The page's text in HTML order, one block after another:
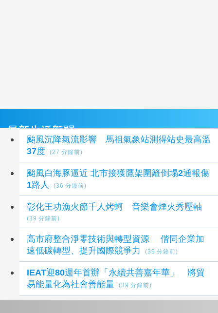
最新生活新聞
颱風沉降氣流影響 馬祖氣象站測得站史最高溫
37度
(27 分鐘前)
颱風白海豚逼近 北市接獲鷹架圍籬倒塌2通報傷
1路人
(36 分鐘前)
彰化王功漁火節千人烤蚵 音樂會煙火秀壓軸
(39 分鐘前)
高市府整合淨零技術與轉型資源 偕同企業加
速低碳轉型、提升國際競爭力
(39 分鐘前)
IEAT迎80週年首辦「永續共善嘉年華」 將貿
易能量化為社會善能量
(39 分鐘前)